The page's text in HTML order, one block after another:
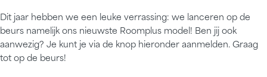
Dit jaar hebben we een leuke verrassing: we lanceren op de
beurs namelijk ons nieuwste Roomplus model! Ben jij ook
aanwezig? Je kunt je via de knop hieronder aanmelden. Graag
tot op de beurs!